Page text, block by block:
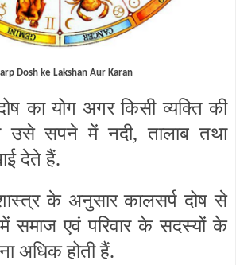
Dosh ke Lakshan Aur Karan
का योग अगर किसी व्यक्ति की
उसे सपने में नदी, तालाब तथा
देते हैं.
के अनुसार कालसर्प दोष से
में समाज एवं परिवार के सदस्यों के
अधिक होती हैं.